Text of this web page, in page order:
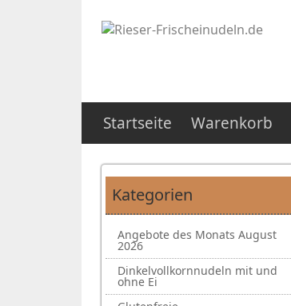
Startseite Warenkorb
Kategorien
Angebote des Monats August
2026
Dinkelvollkornnudeln mit und
ohne Ei